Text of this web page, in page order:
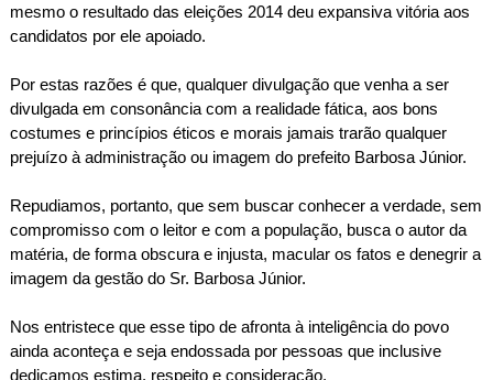
mesmo o resultado das eleições 2014 deu expansiva vitória aos
candidatos por ele apoiado.
Por estas razões é que, qualquer divulgação que venha a ser
divulgada em consonância com a realidade fática, aos bons
costumes e princípios éticos e morais jamais trarão qualquer
prejuízo à administração ou imagem do prefeito Barbosa Júnior.
Repudiamos, portanto, que sem buscar conhecer a verdade, sem
compromisso com o leitor e com a população, busca o autor da
matéria, de forma obscura e injusta, macular os fatos e denegrir a
imagem da gestão do Sr. Barbosa Júnior.
Nos entristece que esse tipo de afronta à inteligência do povo
ainda aconteça e seja endossada por pessoas que inclusive
dedicamos estima, respeito e consideração.